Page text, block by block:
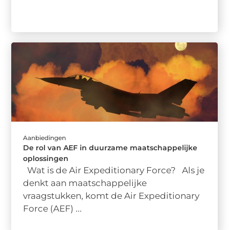
Aanbiedingen
De rol van AEF in duurzame maatschappelijke
oplossingen
Wat is de Air Expeditionary Force? Als je
denkt aan maatschappelijke
vraagstukken, komt de Air Expeditionary
Force (AEF) ...